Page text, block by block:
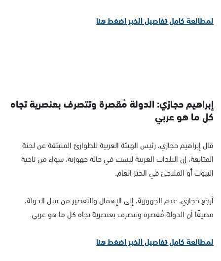
لمطالعة كامل تفاصيل الخبر اضغط هنا
إبراهيم حجازي: الدولة مُقصرة وتتصرف بعنصرية تجاه
كل ما هو عربي
قال إبراهيم حجازي، رئيس الهيئة العربية للطوارئ المنبثقة عن لجنة
المتابعة، إن البلدات العربية ليست في حالة جهوزية، سواء من ناحية
البيوت أو الملاجئ في الحيز العام.
أرجَع حجازي، عدم الجهوزية، إلى الإهمال والتقصير من قبل الدولة،
مضيفًا أن الدولة مُقصرة وتتصرف بعنصرية تجاه كل ما هو عربي.
لمطالعة كامل تفاصيل الخبر اضغط هنا